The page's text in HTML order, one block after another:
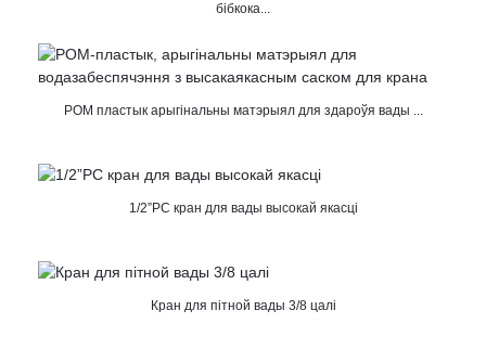
бібкока...
POM пластык арыгінальны матэрыял для здароўя вады ...
1/2”PC кран для вады высокай якасці
Кран для пітной вады 3/8 цалі